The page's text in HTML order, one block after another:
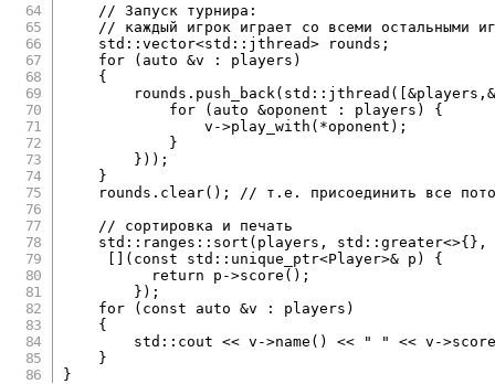
// Запуск турнира:
// каждый игрок играет со всеми остальными
    std
::vector<std :: jthread> rounds ;
for
( auto &v : players )
{
        rounds
. push_back ( std :: jthread ( [&players ,
for
( auto &oponent : players )
{
                v
->play_with ( *oponent ) ;
}
} ) ) ;
}
    rounds
. clear( ) ;
// т.е. присоединить все
// сортировка и печать
    std
:: ranges :: sort ( players , std ::greater<>{ } ,
( const std :: unique_ptr<Player>& p )
{
return p ->score ( ) ;
} ) ;
for
( const auto &v : players )
{
        std
:: cout << v ->name ( ) << " " << v ->
}
}